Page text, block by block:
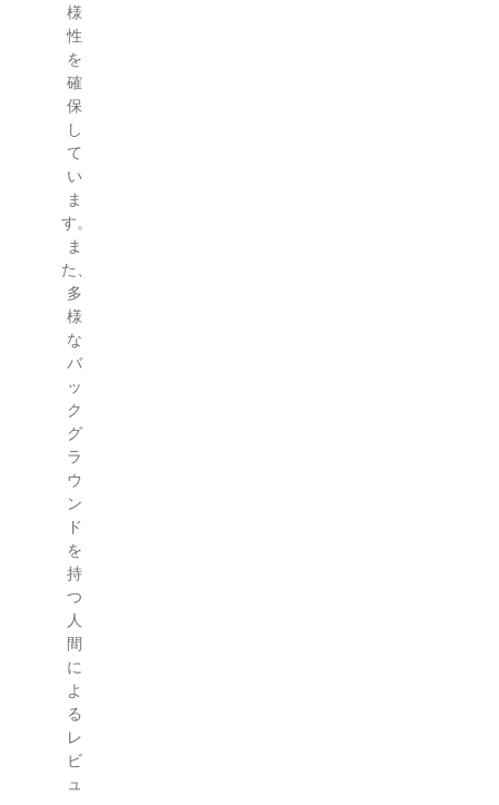
様
性
を
確
保
し
て
い
ま
す。
ま
た、
多
様
な
バ
ッ
ク
グ
ラ
ウ
ン
ド
を
持
つ
人
間
に
よ
る
レ
ビ
ュ